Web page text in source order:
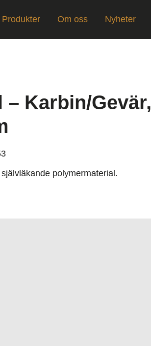
Produkter Om oss Nyheter
– Karbin/Gevär,
polymermaterial.